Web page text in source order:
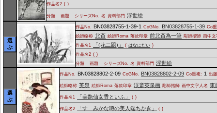
作品名2 ( )
分類 画題 シリーズNo. 名 資料部門 浮世絵
選
ぶ
作品No. BN03828755-1-39-1 CoGNo. BN03828755-1-39 Co
絵師略称 北斎 絵師Roma 落款印章 前北斎為一筆 彫師摺師 画中文
作品名1
「(花二題)」 ( はなにだい )
作品名2 ( )
分類
画題 シリーズNo. 名 資料部門 浮世絵
選
ぶ
作品No. BN03828802-2-09 CoGNo. BN03828802-2-09 Co重複: 1 出
絵師略称 英泉 絵師Roma 落款印章 渓斎英泉画 彫師摺師 画中文字人名 東
作品名1 「美艶仙女香といふ」 ( )
作品名2 「すゝみかな噂の美人端ちかき」 ( )